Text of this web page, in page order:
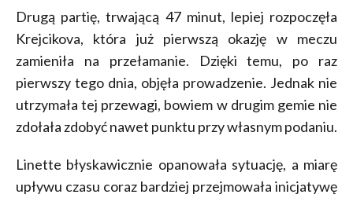
Drugą partię, trwającą 47 minut, lepiej rozpoczęła
Krejcikova, która już pierwszą okazję w meczu
zamieniła na przełamanie. Dzięki temu, po raz
pierwszy tego dnia, objęła prowadzenie. Jednak nie
utrzymała tej przewagi, bowiem w drugim gemie nie
zdołała zdobyć nawet punktu przy własnym podaniu.
Linette błyskawicznie opanowała sytuację, a miarę
upływu czasu coraz bardziej przejmowała inicjatywę